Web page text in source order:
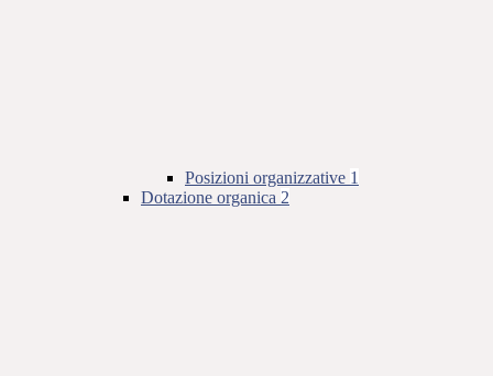
Posizioni organizzative 1
Dotazione organica 2